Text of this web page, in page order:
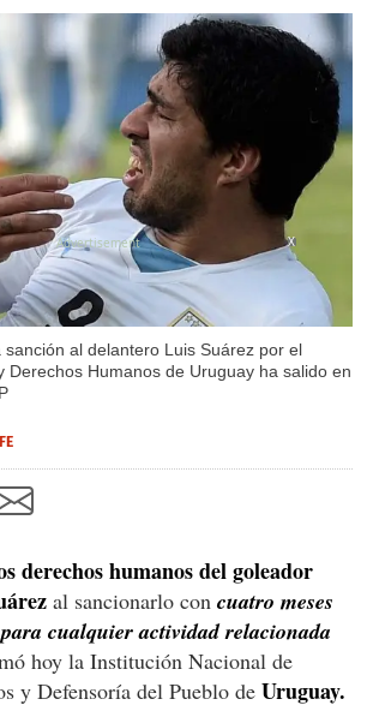
sanción al delantero Luis Suárez por el
Derechos Humanos de Uruguay ha salido en
X
derechos humanos del goleador
al sancionarlo con cuatro meses
cualquier actividad relacionada
hoy la Institución Nacional de
y Defensoría del Pueblo de Uruguay.